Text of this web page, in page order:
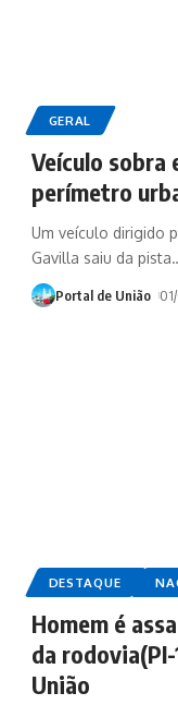
GERAL
Veículo sobra
perímetro
Um veículo dirigido
Gavilla saiu da pista
Portal de União
DESTAQUE
Homem é
da
União